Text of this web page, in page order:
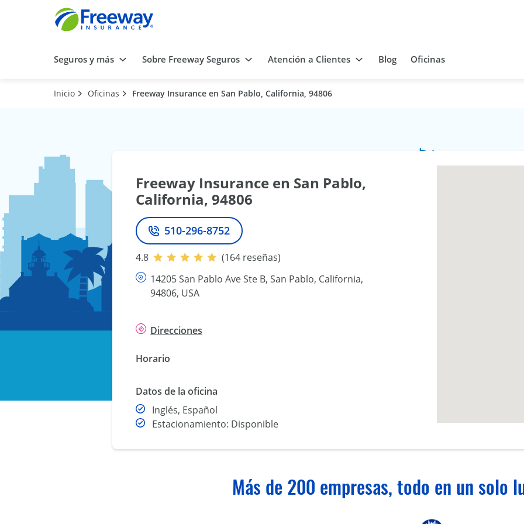
Seguros y más Sobre Freeway Seguros Atención a Clientes Blog Oficinas
Inicio Oficinas Freeway Insurance en San Pablo, California, 94806
Freeway Insurance en San Pablo,
California, 94806
Teléfono
510-296-8752
4.8
(164 reseñas)
14205 San Pablo Ave Ste B, San Pablo, California,
94806, USA
Direcciones
Horario
Datos de la oficina
Inglés, Español
Estacionamiento: Disponible
Más de 200 empresas, todo en un solo